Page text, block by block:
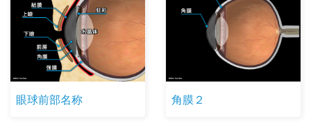
眼球前部名称 角膜２